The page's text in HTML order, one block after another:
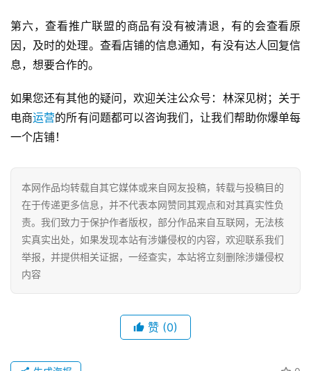
网
第六，查看推广联盟的商品有没有被清退，有的会查看原
因，及时的处理。查看店铺的信息通知，有没有达人回复信
息，想要合作的。
如果您还有其他的疑问，欢迎关注公众号：林深见树；关于
电商运营的所有问题都可以咨询我们，让我们帮助你爆单每
一个店铺！
本网作品均转载自其它媒体或来自网友投稿，转载与投稿目的
在于传递更多信息，并不代表本网赞同其观点和对其真实性负
责。我们致力于保护作者版权，部分作品来自互联网，无法核
实真实出处，如果发现本站有涉嫌侵权的内容，欢迎联系我们
举报，并提供相关证据，一经查实，本站将立刻删除涉嫌侵权
内容
赞 (0)